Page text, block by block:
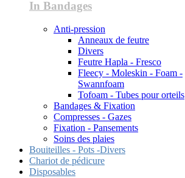
In Bandages
Anti-pression
Anneaux de feutre
Divers
Feutre Hapla - Fresco
Fleecy - Moleskin - Foam -
Swannfoam
Tofoam - Tubes pour orteils
Bandages & Fixation
Compresses - Gazes
Fixation - Pansements
Soins des plaies
Bouiteilles - Pots -Divers
Chariot de pédicure
Disposables